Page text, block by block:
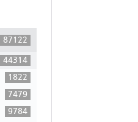
87122
44314
1822
7479
9784